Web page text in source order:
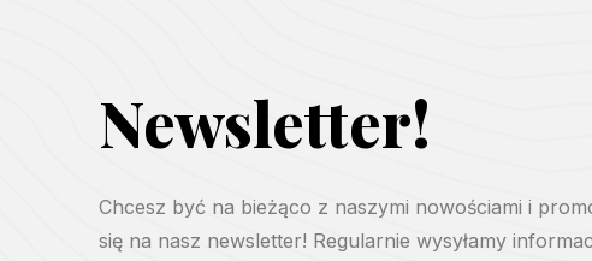
Newsletter!
Chcesz być na bieżąco z naszymi nowościami i
się na nasz newsletter! Regularnie wysyłamy